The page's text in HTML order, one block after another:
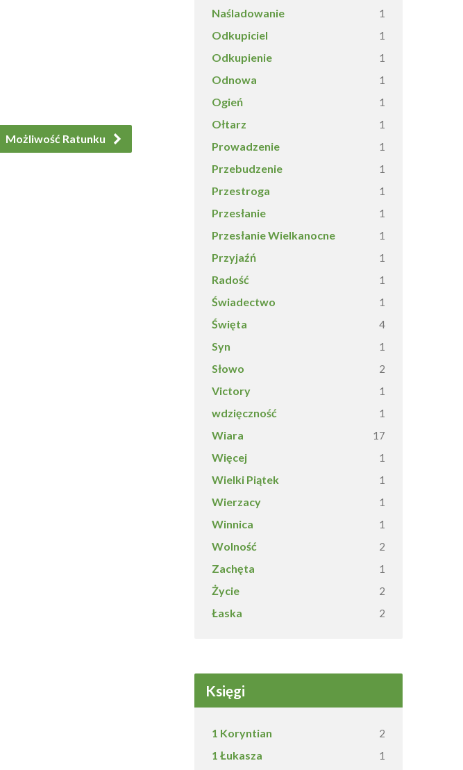
Możliwość Ratunku
Naśladowanie 1
Odkupiciel 1
Odkupienie 1
Odnowa 1
Ogień 1
Ołtarz 1
Prowadzenie 1
Przebudzenie 1
Przestroga 1
Przesłanie 1
Przesłanie Wielkanocne 1
Przyjaźń 1
Radość 1
Świadectwo 1
Święta 4
Syn 1
Słowo 2
Victory 1
wdzięczność 1
Wiara 17
Więcej 1
Wielki Piątek 1
Wierzacy 1
Winnica 1
Wolność 2
Zachęta 1
Życie 2
Łaska 2
Księgi
1 Koryntian 2
1 Łukasza 1